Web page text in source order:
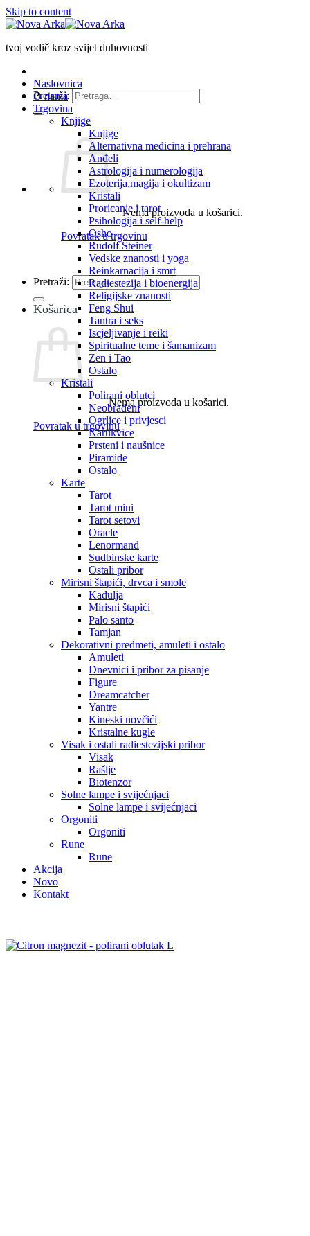
Skip to content
tvoj vodič kroz svijet duhovnosti
Pretraži:
Nema proizvoda u košarici.
Povratak u trgovinu
Pretraži:
Košarica
Nema proizvoda u košarici.
Povratak u trgovinu
Naslovnica
O nama
Trgovina
Knjige
Knjige
Alternativna medicina i prehrana
Anđeli
Astrologija i numerologija
Ezoterija,magija i okultizam
Kristali
Proricanje i tarot
Psihologija i self-help
Osho
Rudolf Steiner
Vedske znanosti i yoga
Reinkarnacija i smrt
Radiestezija i bioenergija
Religijske znanosti
Feng Shui
Tantra i seks
Iscjeljivanje i reiki
Spiritualne teme i šamanizam
Zen i Tao
Ostalo
Kristali
Polirani oblutci
Neobrađeni
Ogrlice i privjesci
Narukvice
Prsteni i naušnice
Piramide
Ostalo
Karte
Tarot
Tarot mini
Tarot setovi
Oracle
Lenormand
Sudbinske karte
Ostali pribor
Mirisni štapići, drvca i smole
Kadulja
Mirisni štapići
Palo santo
Tamjan
Dekorativni predmeti, amuleti i ostalo
Amuleti
Dnevnici i pribor za pisanje
Figure
Dreamcatcher
Yantre
Kineski novčići
Kristalne kugle
Visak i ostali radiestezijski pribor
Visak
Rašlje
Biotenzor
Solne lampe i svijećnjaci
Solne lampe i svijećnjaci
Orgoniti
Orgoniti
Rune
Rune
Akcija
Novo
Kontakt